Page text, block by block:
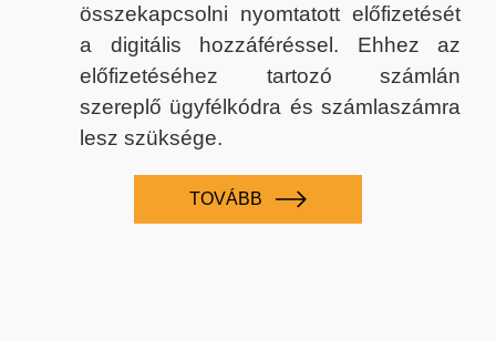
összekapcsolni nyomtatott előfizetését
a digitális hozzáféréssel. Ehhez az
előfizetéséhez tartozó számlán
szereplő ügyfélkódra és számlaszámra
lesz szüksége.
TOVÁBB